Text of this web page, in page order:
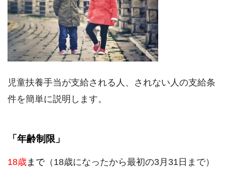
児童扶養手当が支給される人、されない人の支給条
件を簡単に説明します。
「年齢制限」
18歳まで（18歳になったから最初の3月31日まで）